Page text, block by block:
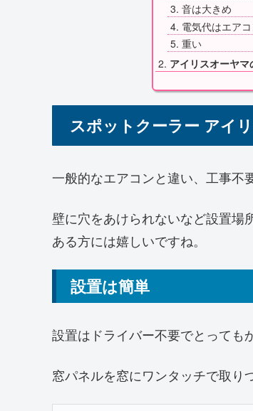
音は大きめ
電気代はエア
重い
アイリスオーヤ
スポットクーラー アイ
一般的なエアコンと違い、工事不
壁に穴をあけられないなど設置場
ある方には嬉しいですね。
設置は簡単
設置はドライバー不要でとっても
窓パネルを窓にワンタッチで取り